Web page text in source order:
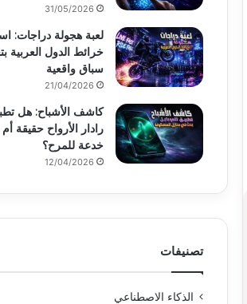
31/05/2026
لعبة هجولة دراجات:
خرائط الدول العربية
سباق واقعية
21/04/2026
كاشف الأشباح: هل
رادار الأرواح حقيقة
خدعة للمرح؟
12/04/2026
تصنيفات
الذكاء الاصطناعي